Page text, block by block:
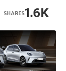
1.6K
SHARES